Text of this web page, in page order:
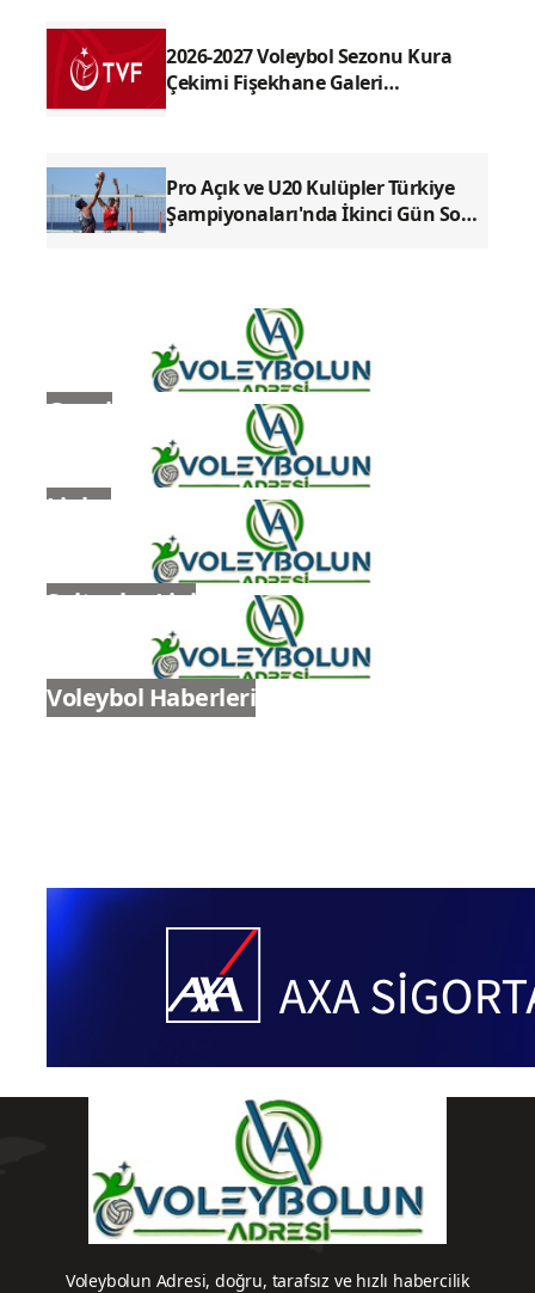
2026-2027 Voleybol Sezonu Kura
Çekimi Fişekhane Galeri
Pro Açık ve U20 Kulüpler Türkiye
Şampiyonaları'nda İkinci Gün Sona
Genel
Ligler
Sultanlar Ligi
Voleybol Haberleri
Voleybolun Adresi, doğru, tarafsız ve hızlı habercilik